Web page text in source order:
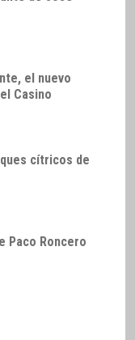
el nuevo
Casino
cítricos de
Paco Roncero